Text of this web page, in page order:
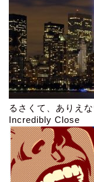
るさくて、ありえ
Incredibly Close